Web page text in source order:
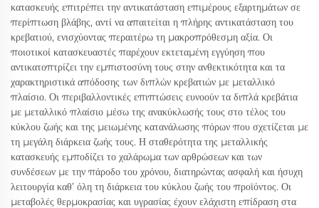
κατασκευής επιτρέπει την αντικατάσταση επιμέρους εξαρτημάτων σε
περίπτωση βλάβης, αντί να απαιτείται η πλήρης αντικατάσταση του
κρεβατιού, ενισχύοντας περαιτέρω τη μακροπρόθεσμη αξία. Οι
ποιοτικοί κατασκευαστές παρέχουν εκτεταμένη εγγύηση που
αντικατοπτρίζει την εμπιστοσύνη τους στην ανθεκτικότητα και τα
χαρακτηριστικά απόδοσης των διπλών κρεβατιών με μεταλλικό
πλαίσιο. Οι περιβαλλοντικές επιπτώσεις ευνοούν τα διπλά κρεβάτια
με μεταλλικό πλαίσιο μέσω της ανακύκλωσής τους στο τέλος του
κύκλου ζωής και της μειωμένης κατανάλωσης πόρων που σχετίζεται με
τη μεγάλη διάρκεια ζωής τους. Η σταθερότητα της μεταλλικής
κατασκευής εμποδίζει το χαλάρωμα των αρθρώσεων και των
συνδέσεων με την πάροδο του χρόνου, διατηρώντας ασφαλή και ήσυχη
λειτουργία καθ’ όλη τη διάρκεια του κύκλου ζωής του προϊόντος. Οι
μεταβολές θερμοκρασίας και υγρασίας έχουν ελάχιστη επίδραση στα